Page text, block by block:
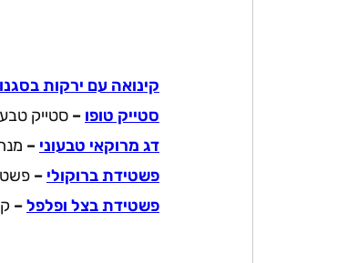
קינואה עם ירקות
סטייק טופו – סטייק
דג מרוקאי טבעוני –
פשטידת ברוקולי –
פשטידת בצל ופלפל–